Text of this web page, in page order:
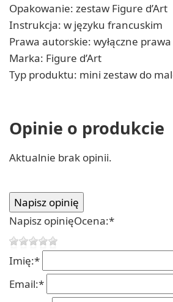
Opakowanie: zestaw Figure d’Art
Instrukcja: w języku francuskim
Prawa autorskie: wyłączne
Marka: Figure d’Art
Typ produktu: mini zestaw do
Opinie o produkcie
Aktualnie brak opinii.
Napisz opinięOcena:*
Imię:*
Email:*